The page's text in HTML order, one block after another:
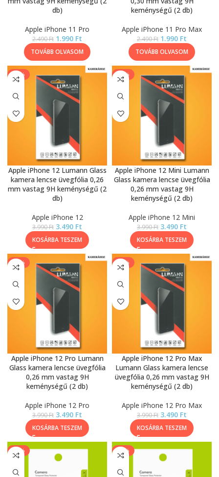
db)
Apple iPhone 11 Pro
2.490Ft 1.990 Ft
TOVÁBB OLVASOM
keménységű (2 db)
Apple iPhone 11 Pro Max
2.490Ft 1.990 Ft
TOVÁBB OLVASOM
-13%
Apple iPhone 12 Lumann Glass
kamera lencse üvegfólia 0,26
mm vastag 9H keménységű (2
db)
Apple iPhone 12
3.990Ft 3.490 Ft
KOSÁRBA TESZEM
-13%
Apple iPhone 12 Mini Lumann
Glass kamera lencse üvegfólia
0,26 mm vastag 9H
keménységű (2 db)
Apple iPhone 12 Mini
3.990Ft 3.490 Ft
KOSÁRBA TESZEM
-13%
Apple iPhone 12 Pro Lumann
Glass kamera lencse üvegfólia
0,26 mm vastag 9H
keménységű (2 db)
Apple iPhone 12 Pro
3.990Ft 3.490 Ft
KOSÁRBA TESZEM
-13%
Apple iPhone 12 Pro Max
Lumann Glass kamera lencse
üvegfólia 0,26 mm vastag 9H
keménységű (2 db)
Apple iPhone 12 Pro Max
3.990Ft 3.490 Ft
KOSÁRBA TESZEM
-46% -46%